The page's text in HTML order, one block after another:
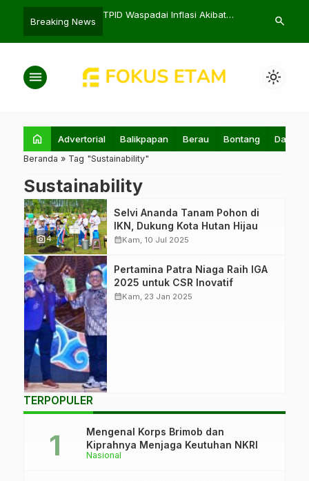
Breaking News
TPID Waspadai Inflasi Akibat
Kemeriahan
search
menu light_mode
home Advertorial Balikpapan Berau Bontang Daerah
Beranda » Tag "Sustainability"
Sustainability
photo_camera4
Selvi Ananda Tanam Pohon di
IKN, Dukung Kota Hutan Hijau
calendar_monthKam, 10 Jul 2025
Pertamina Patra
Niaga AFT
Sepinggan raih
penghargaan IGA
2025 atas inovasi
CSR pertanian
berkelanjutan di
Balikpapan.
(Istimewa)
Pertamina Patra Niaga Raih IGA
2025 untuk CSR Inovatif
calendar_monthKam, 23 Jan 2025
TERPOPULER
Nasional
Mengenal Korps Brimob dan
Kiprahnya Menjaga Keutuhan NKRI